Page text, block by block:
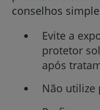
conselhos
Evite a
protetor
após
Não utilize